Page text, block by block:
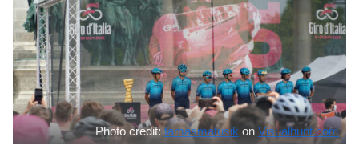
Photo credit:tamasmatusik on Visualhunt.com